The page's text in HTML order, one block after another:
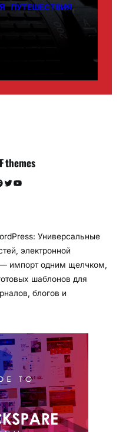
ПУТЕШЕСТВИЯ
themes
Twitter YouTube
Универсальные
электронной
— импорт одним щелчком,
шаблонов для
блогов и